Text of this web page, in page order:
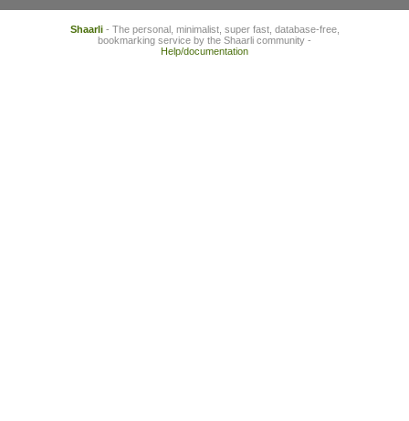
Shaarli- The personal, minimalist, super fast, database-free,
bookmarking service by the Shaarli community -
Help/documentation